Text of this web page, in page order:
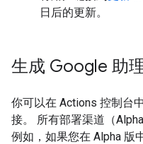
日后的更新。
生成 Google 助
你可以在 Actions 控制台
接。 所有部署渠道（
例如，如果您在 Alpha 版